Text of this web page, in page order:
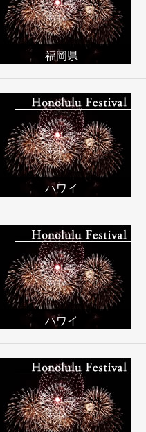
福岡県
ハワイ
ハワイ